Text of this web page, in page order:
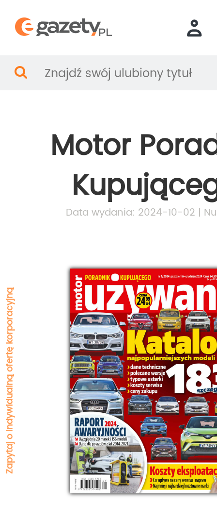
Motor
Data wydania: 2024-10-02 |
Zapytaj o indywidualną ofertę korporacyjną